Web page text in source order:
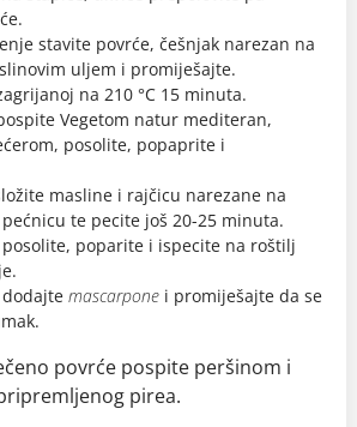
stavite povrće, češnjak narezan na
uljem i promiješajte.
na 210 °C 15 minuta.
Vegetom natur mediteran,
posolite, popaprite i
masline i rajčicu narezane na
te pecite još 20-25 minuta.
poparite i ispecite na roštilj
dodajte mascarponei promiješajte da se
povrće pospite peršinom i
pirea.